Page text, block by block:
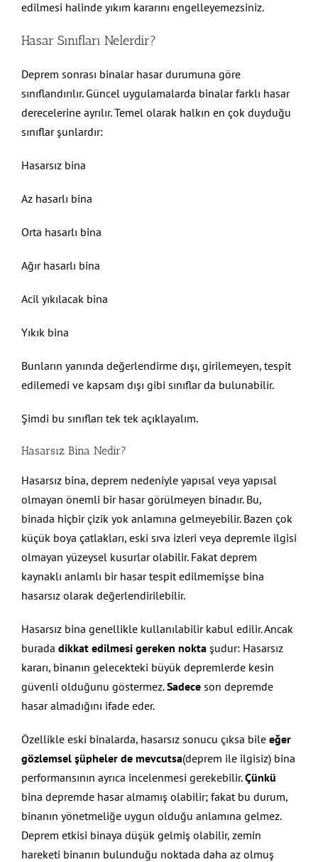
edilmesi halinde yıkım kararını engelleyemezsiniz.
Hasar Sınıfları Nelerdir?
Deprem sonrası binalar hasar durumuna göre
sınıflandırılır. Güncel uygulamalarda binalar farklı hasar
derecelerine ayrılır. Temel olarak halkın en çok duyduğu
sınıflar şunlardır:
Hasarsız bina
Az hasarlı bina
Orta hasarlı bina
Ağır hasarlı bina
Acil yıkılacak bina
Yıkık bina
Bunların yanında değerlendirme dışı, girilemeyen, tespit
edilemedi ve kapsam dışı gibi sınıflar da bulunabilir.
Şimdi bu sınıfları tek tek açıklayalım.
Hasarsız Bina Nedir?
Hasarsız bina, deprem nedeniyle yapısal veya yapısal
olmayan önemli bir hasar görülmeyen binadır. Bu,
binada hiçbir çizik yok anlamına gelmeyebilir. Bazen çok
küçük boya çatlakları, eski sıva izleri veya depremle ilgisi
olmayan yüzeysel kusurlar olabilir. Fakat deprem
kaynaklı anlamlı bir hasar tespit edilmemişse bina
hasarsız olarak değerlendirilebilir.
Hasarsız bina genellikle kullanılabilir kabul edilir. Ancak
burada dikkat edilmesi gereken nokta şudur: Hasarsız
kararı, binanın gelecekteki büyük depremlerde kesin
güvenli olduğunu göstermez.Sadeceson depremde
hasar almadığını ifade eder.
Özellikle eski binalarda, hasarsız sonucu çıksa bile eğer
gözlemsel şüpheler de mevcutsa(deprem ile ilgisiz) bina
performansının ayrıca incelenmesi gerekebilir.Çünkü
bina depremde hasar almamış olabilir; fakat bu durum,
binanın yönetmeliğe uygun olduğu anlamına gelmez.
Deprem etkisi binaya düşük gelmiş olabilir, zemin
hareketi binanın bulunduğu noktada daha az olmuş